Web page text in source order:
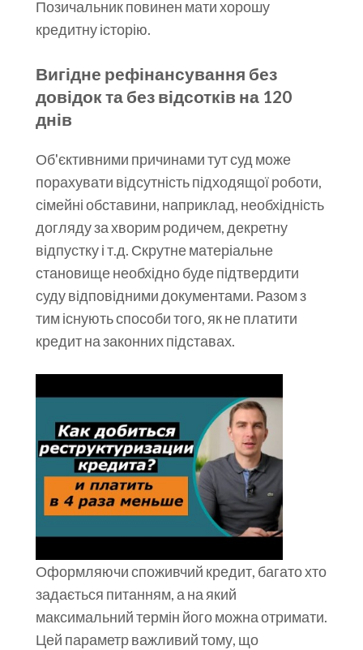
Позичальник повинен мати хорошу
кредитну історію.
Вигідне рефінансування без
довідок та без відсотків на 120
днів
Об'єктивними причинами тут суд може
порахувати відсутність підходящої роботи,
сімейні обставини, наприклад, необхідність
догляду за хворим родичем, декретну
відпустку і т.д. Скрутне матеріальне
становище необхідно буде підтвердити
суду відповідними документами. Разом з
тим існують способи того, як не платити
кредит на законних підставах.
Оформляючи споживчий кредит, багато хто
задається питанням, а на який
максимальний термін його можна отримати.
Цей параметр важливий тому, що